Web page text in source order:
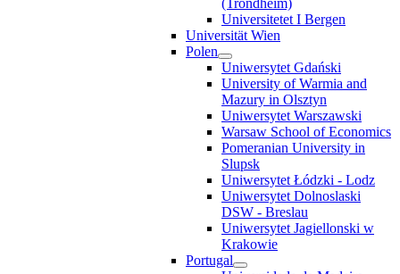
Universitetet I Bergen
Universität Wien
Polen
Uniwersytet Gdański
University of Warmia and
Mazury in Olsztyn
Uniwersytet Warszawski
Warsaw School of Economics
Pomeranian University in
Slupsk
Uniwersytet Łódzki - Lodz
Uniwersytet Dolnoslaski
DSW - Breslau
Uniwersytet Jagiellonski w
Krakowie
Portugal